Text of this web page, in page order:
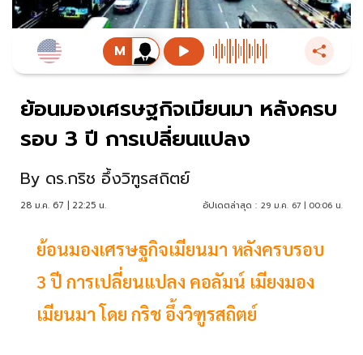
ย้อนมองเศรษฐกิจเมียนมา หลังครบ
รอบ 3 ปี การเปลี่ยนแปลง
By ดร.กริช อึ้งวิฑูรสถิตย์
28 ม.ค. 67 | 22:25 น. อัปเดตล่าสุด : 29 ม.ค. 67 | 00:06 น.
ย้อนมองเศรษฐกิจเมียนมา หลังครบรอบ
3 ปี การเปลี่ยนแปลง คอลัมน์ เมียงมอง
เมียนมา โดย กริช อึ้งวิฑูรสถิตย์